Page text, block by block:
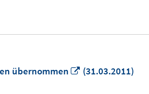
übernommen
In
(31.03.2011)